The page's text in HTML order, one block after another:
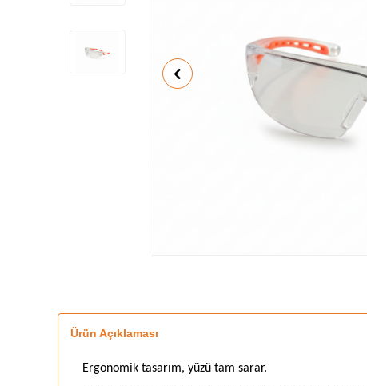
Ürün Açıklaması
Ergonomik tasarım, yüzü tam sarar.